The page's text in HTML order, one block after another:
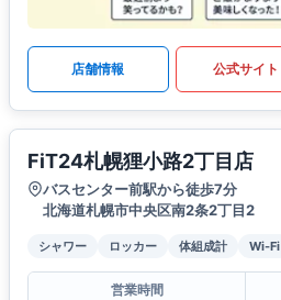
店舗情報 公式サイト
FiT24札幌狸小路2丁目店
バスセンター前駅から徒歩7分
北海道札幌市中央区南2条2丁目2
シャワー ロッカー 体組成計 Wi-Fi
営業時間